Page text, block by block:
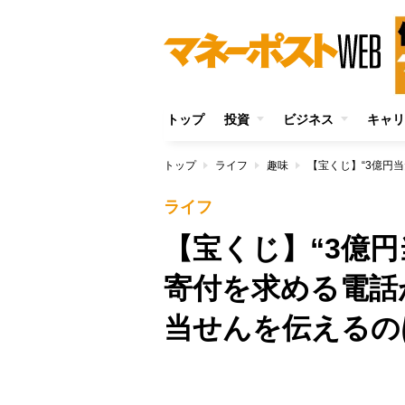
トップ 投資 ビジネス キャ
トップ ライフ 趣味
ライフ
【宝くじ】“3億
寄付を求める電
当せんを伝える